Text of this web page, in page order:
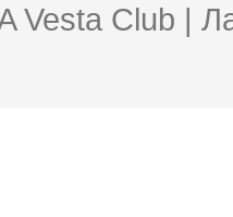
Vesta Club |